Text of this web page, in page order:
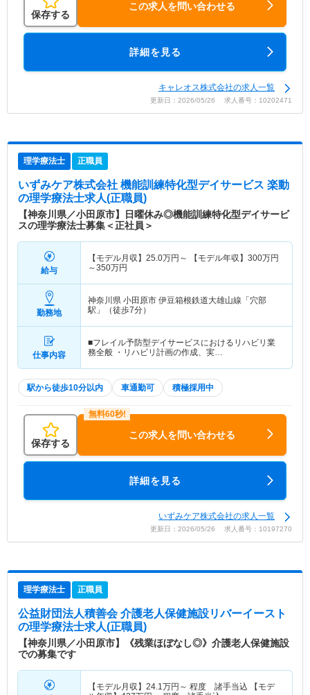
保存する
この求人を問い合わせる
詳細を見る
キャレオス株式会社の求人一覧
更新日：2026/05/26 求人番号：10202471
理学療法士 正職員
いずみケア株式会社 機能訓練特化型デイサービス 楽動
の理学療法士求人(正職員)
【神奈川県／小田原市】日曜休み◎機能訓練特化型デイサービ
スの理学療法士募集＜正社員＞
給与
【モデル月収】 25.0万円～ 【モデル年収】 300万円
～350万円
勤務地
神奈川県 小田原市 伊豆箱根鉄道大雄山線「穴部
駅」（徒歩7分）
仕事内容
■フレイル予防型デイサービスにおけるリハビリ業
務全般 ・リハビリ計画の作成、実…
駅から徒歩10分以内 車通勤可 積極採用中
保存する
この求人を問い合わせる
詳細を見る
いずみケア株式会社の求人一覧
更新日：2026/05/26 求人番号：10197270
理学療法士 正職員
公益財団法人積善会 介護老人保健施設リバーイースト
の理学療法士求人(正職員)
【神奈川県／小田原市】《残業ほぼなし◎》介護老人保健施設
での募集です
【モデル月収】 24.1万円～ 程度 諸手当込 【モデ